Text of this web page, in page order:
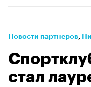
Новости партнеров⁠,
стал